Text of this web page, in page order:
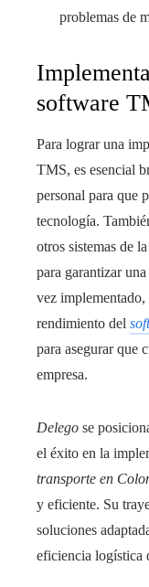
problemas de
software
Para lograr una
TMS, es esencial
personal para que
tecnología.
otros sistemas de
para garantizar
vez
rendimiento del
para asegurar que
empresa.
Delego se
el éxito en la
transporte en
y eficiente. Su
soluciones
eficiencia logística